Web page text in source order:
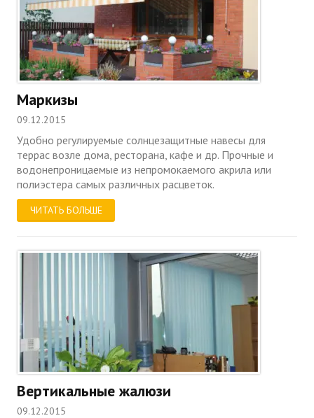
Маркизы
09.12.2015
Удобно регулируемые солнцезащитные навесы для
террас возле дома, ресторана, кафе и др. Прочные и
водонепроницаемые из непромокаемого акрила или
полиэстера самых различных расцветок.
ЧИТАТЬ БОЛЬШЕ
Вертикальные жалюзи
09.12.2015